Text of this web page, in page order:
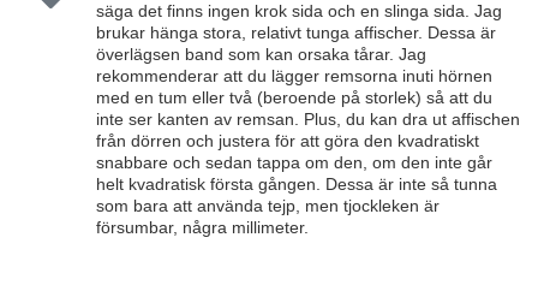
säga det finns ingen krok sida och en slinga sida. Jag
brukar hänga stora, relativt tunga affischer. Dessa är
överlägsen band som kan orsaka tårar. Jag
rekommenderar att du lägger remsorna inuti hörnen
med en tum eller två (beroende på storlek) så att du
inte ser kanten av remsan. Plus, du kan dra ut affischen
från dörren och justera för att göra den kvadratiskt
snabbare och sedan tappa om den, om den inte går
helt kvadratisk första gången. Dessa är inte så tunna
som bara att använda tejp, men tjockleken är
försumbar, några millimeter.